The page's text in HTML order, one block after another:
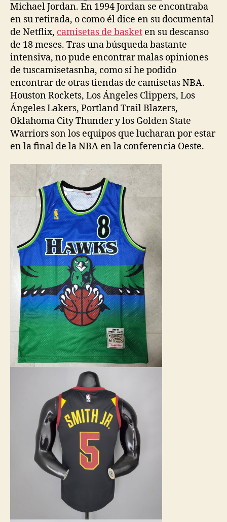
Michael Jordan. En 1994 Jordan se encontraba
en su retirada, o como él dice en su documental
de Netflix, camisetas de basket en su descanso
de 18 meses. Tras una búsqueda bastante
intensiva, no pude encontrar malas opiniones
de tuscamisetasnba, como sí he podido
encontrar de otras tiendas de camisetas NBA.
Houston Rockets, Los Ángeles Clippers, Los
Ángeles Lakers, Portland Trail Blazers,
Oklahoma City Thunder y los Golden State
Warriors son los equipos que lucharan por estar
en la final de la NBA en la conferencia Oeste.